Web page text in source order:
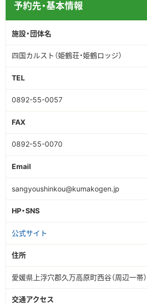
予約先・基本情報
施設・団体名
四国カルスト（姫鶴荘・姫鶴ロッジ）
TEL
0892-55-0057
FAX
0892-55-0070
Email
sangyoushinkou@kumakogen.jp
HP・SNS
公式サイト
住所
愛媛県上浮穴郡久万高原町西谷（周辺一帯）
交通アクセス